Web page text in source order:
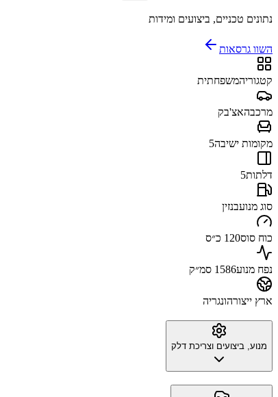
נתונים טכניים, ביצועים ומידות
השוו גרסאות
קטגוריהמשפחתית
מרכבהאצ'בק
מקומות ישיבה5
דלתות5
סוג מנועבנזין
כוח סוס120 כ״ס
נפח מנוע1586 סמ״ק
ארץ ייצורהונגריה
מנוע, ביצועים וצריכת דלק